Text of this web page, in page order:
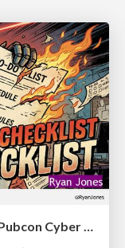
The Anti-SEO Checklist Checklist. Pubcon Cyber Week